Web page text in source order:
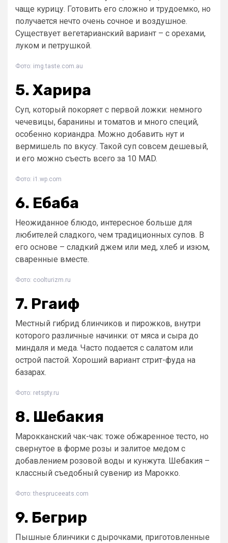
чаще курицу. Готовить его сложно и трудоемко, но
получается нечто очень сочное и воздушное.
Существует вегетарианский вариант – с орехами,
луком и петрушкой.
Фото: img.taste.com.au
5. Харира
Суп, который покоряет с первой ложки: немного
чечевицы, баранины и томатов и много специй,
особенно кориандра. Можно добавить нут и
вермишель по вкусу. Такой суп совсем дешевый,
и его можно съесть всего за 10 MAD.
Фото: i1.wp.com
6. Ебаба
Неожиданное блюдо, интересное больше для
любителей сладкого, чем традиционных супов. В
его основе – сладкий джем или мед, хлеб и изюм,
сваренные вместе.
Фото: coolturizm.ru
7. Ргаиф
Местный гибрид блинчиков и пирожков, внутри
которого различные начинки: от мяса и сыра до
миндаля и меда. Часто подается с салатом или
острой пастой. Хороший вариант стрит-фуда на
базарах.
Фото: retspty.ru
8. Шебакия
Марокканский чак-чак: тоже обжаренное тесто, но
свернутое в форме розы и залитое медом с
добавлением розовой воды и кунжута. Шебакия –
классный съедобный сувенир из Марокко.
Фото: thespruceeats.com
9. Бегрир
Пышные блинчики с дырочками, приготовленные